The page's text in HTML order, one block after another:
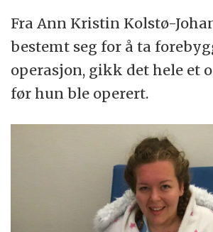
Fra Ann Kristin Kolstø-
bestemt seg for å ta
operasjon, gikk det hele et
før hun ble operert.